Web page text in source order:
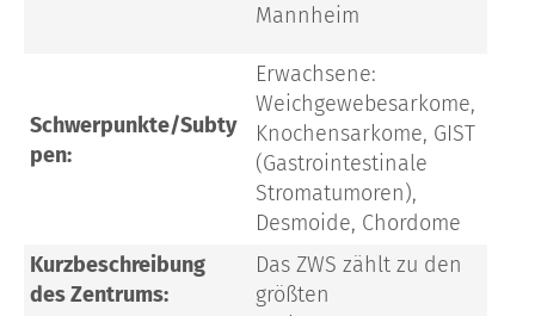
Mannheim
Schwerpunkte/Subty
pen:
Erwachsene:
Weichgewebesarkome,
Knochensarkome, GIST
(Gastrointestinale
Stromatumoren),
Desmoide, Chordome
Kurzbeschreibung
des Zentrums:
Das ZWS zählt zu den
größten